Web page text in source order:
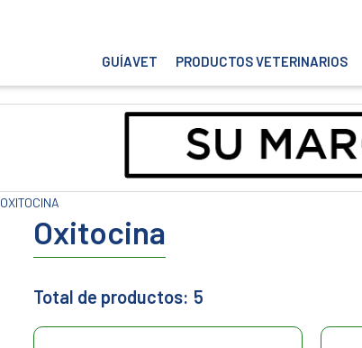
GUÍAVET PRODUCTOS VETERINARIOS
OXITOCINA
Oxitocina
Total de productos: 5